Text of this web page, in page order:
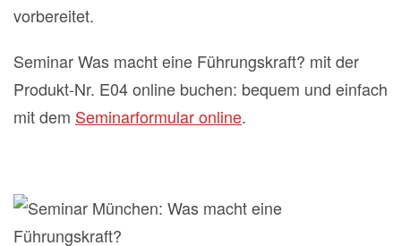
vorbereitet.
Seminar Was macht eine Führungskraft? mit der
Produkt-Nr. E04 online buchen: bequem und einfach
mit dem Seminarformular online.